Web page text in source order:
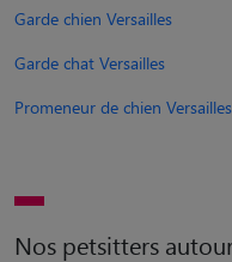
Garde chien Versailles
Garde chat Versailles
Promeneur de chien Versailles
Nos petsitters